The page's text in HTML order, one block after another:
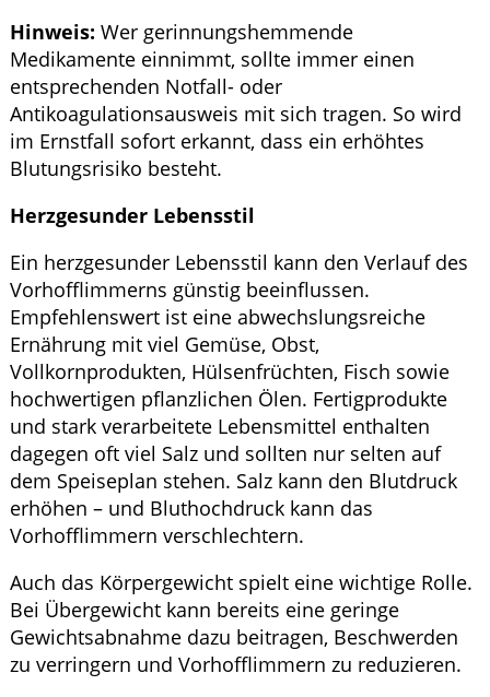
Hinweis: Wer gerinnungshemmende
Medikamente einnimmt, sollte immer einen
entsprechenden Notfall- oder
Antikoagulationsausweis mit sich tragen. So wird
im Ernstfall sofort erkannt, dass ein erhöhtes
Blutungsrisiko besteht.
Herzgesunder Lebensstil
Ein herzgesunder Lebensstil kann den Verlauf des
Vorhofflimmerns günstig beeinflussen.
Empfehlenswert ist eine abwechslungsreiche
Ernährung mit viel Gemüse, Obst,
Vollkornprodukten, Hülsenfrüchten, Fisch sowie
hochwertigen pflanzlichen Ölen. Fertigprodukte
und stark verarbeitete Lebensmittel enthalten
dagegen oft viel Salz und sollten nur selten auf
dem Speiseplan stehen. Salz kann den Blutdruck
erhöhen – und Bluthochdruck kann das
Vorhofflimmern verschlechtern.
Auch das Körpergewicht spielt eine wichtige Rolle.
Bei Übergewicht kann bereits eine geringe
Gewichtsabnahme dazu beitragen, Beschwerden
zu verringern und Vorhofflimmern zu reduzieren.